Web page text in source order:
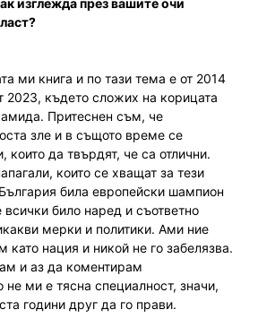
изглежда през вашите очи
ми книга и по тази тема е от 2014
2023, където сложих на корицата
Притеснен съм, че
зле и в същото време се
които да твърдят, че са отлични.
които се хващат за тези
била европейски шампион
било наред и съответно
мерки и политики. Ами ние
като нация и никой не го забелязва.
и аз да коментирам
не ми е тясна специалност, значи,
години друг да го прави.